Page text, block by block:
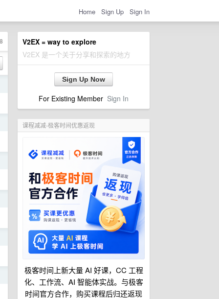
Home Sign Up Sign In
V2EX = way to explore
V2EX 是一个关于分享和探索的地方
Sign Up Now
For Existing Member Sign In
课程减减-极客时间优惠返现
极客时间上新大量 AI 好课，CC 工程
化、工作流、AI 智能体实战。与极客
时间官方合作，购买课程后归还返现